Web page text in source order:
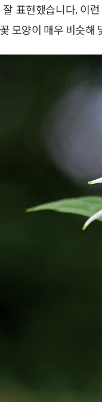
표현했습니다. 이
모양이 매우 비슷해